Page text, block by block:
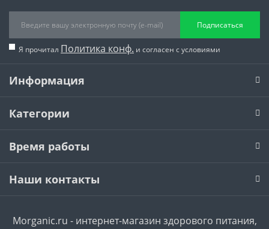
Подписаться
Я прочитал Политика конф. и согласен с условиями
Информация
Категории
Время работы
Наши контакты
Morganic.ru - интернет-магазин здорового питания,